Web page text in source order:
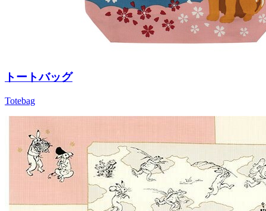
トートバッグ
Totebag